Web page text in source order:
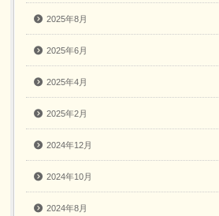
2025年8月
2025年6月
2025年4月
2025年2月
2024年12月
2024年10月
2024年8月